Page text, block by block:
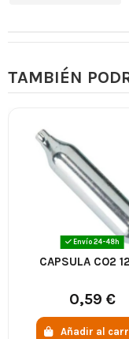
TAMBIÉN
Envío 24-48h
CAPSULA CO2
0,59 €
Añadir al